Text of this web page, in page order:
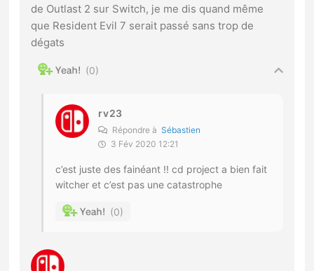
de Outlast 2 sur Switch, je me dis quand même
que Resident Evil 7 serait passé sans trop de
dégats
0
rv23
Répondre àSébastien
3 Fév 2020 12:21
c’est juste des fainéant !! cd project a bien fait
witcher et c’est pas une catastrophe
0